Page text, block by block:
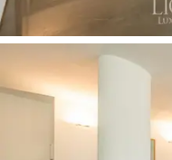
оборудованное
безопасности,
двухкамерными
уровень управления
отвечающий самым
взыскательной